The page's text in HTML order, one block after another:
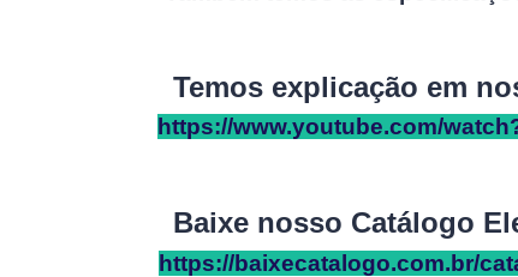
Temos explicação em
https://www.youtube.com/
Baixe nosso Catálogo
https://baixecatalogo.com.br/